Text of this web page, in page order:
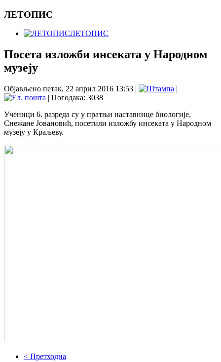
ЛЕТОПИС
ЛЕТОПИС
Посета изложби инсеката у Народном
музеју
Објављено петак, 22 април 2016 13:53 |
|
| Погодака: 3038
Ученици 6. разреда су у пратњи наставнице биологије,
Снежане Јовановић, посетили изложбу инсеката у Народном
музеју у Краљеву.
< Претходна